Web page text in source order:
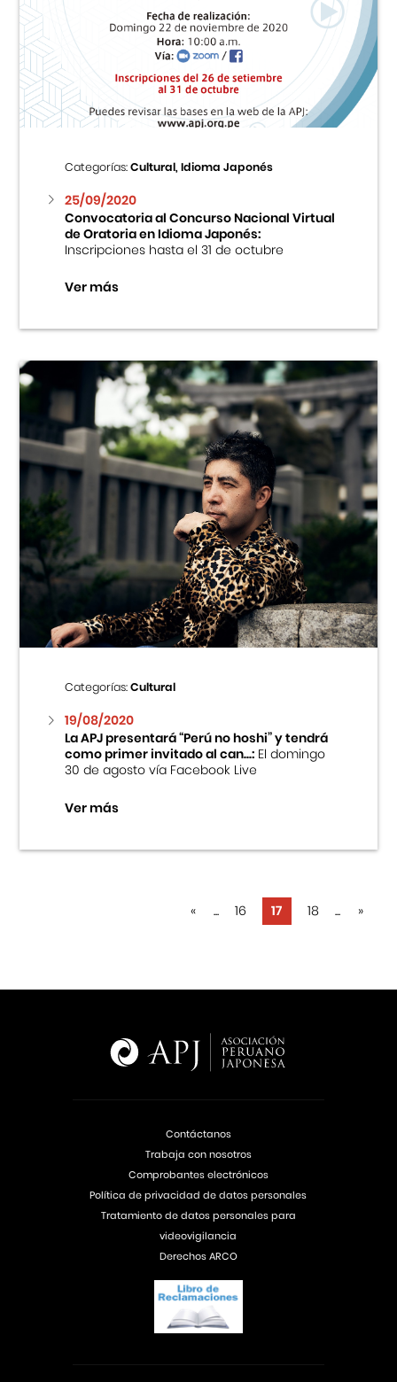
Categorías:Cultural, Idioma Japonés
25/09/2020
Convocatoria al Concurso Nacional Virtual
de Oratoria en Idioma Japonés:
Inscripciones hasta el 31 de octubre
Ver más
Categorías:Cultural
19/08/2020
La APJ presentará “Perú no hoshi” y tendrá
como primer invitado al can...:El domingo
30 de agosto vía Facebook Live
Ver más
« ... 16 17 18 ... »
Contáctanos
Trabaja con nosotros
Comprobantes electrónicos
Política de privacidad de datos personales
Tratamiento de datos personales para
videovigilancia
Derechos ARCO